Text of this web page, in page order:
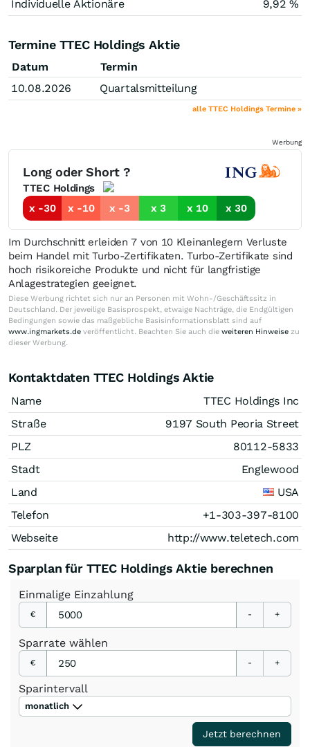
Individuelle Aktionäre
9,92 %
Termine TTEC Holdings Aktie
Datum
Termin
10.08.2026
Quartalsmitteilung
alle TTEC Holdings Termine »
Werbung
Long oder Short ?
TTEC Holdings
x -30
x -10 x -3 x 3 x 10 x 30
Im Durchschnitt erleiden 7 von 10 Kleinanlegern Verluste
beim Handel mit Turbo-Zertifikaten. Turbo-Zertifikate sind
hoch risikoreiche Produkte und nicht für langfristige
Anlagestrategien geeignet.
Diese Werbung richtet sich nur an Personen mit Wohn-/Geschäftssitz in
Deutschland. Der jeweilige Basisprospekt, etwaige Nachträge, die Endgültigen
Bedingungen sowie das maßgebliche Basisinformationsblatt sind auf
www.ingmarkets.de veröffentlicht. Beachten Sie auch die weiteren Hinweise zu
dieser Werbung.
Kontaktdaten TTEC Holdings Aktie
Name
TTEC Holdings Inc
Straße
9197 South Peoria Street
PLZ
80112-5833
Stadt
Englewood
Land
USA
Telefon
+1-303-397-8100
Webseite
http://www.teletech.com
Sparplan für TTEC Holdings Aktie berechnen
Einmalige Einzahlung
€ - +
Sparrate wählen
€ - +
Sparintervall
monatlich
Jetzt berechnen